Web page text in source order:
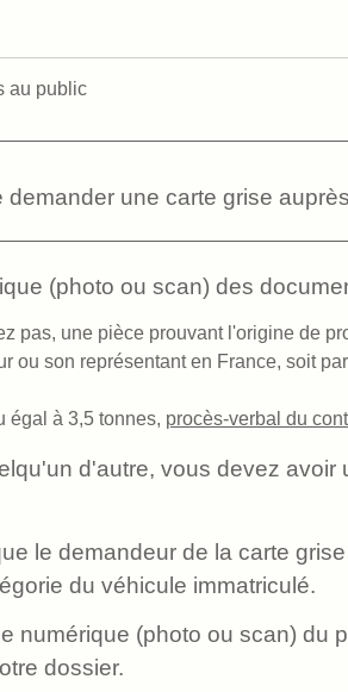
au public
une carte grise
(photo ou scan) des
pas, une pièce prouvant l'origine de
ou son représentant en France, soit
égal à 3,5 tonnes, procès-verbal du
d'autre, vous devez avoir
le demandeur de la carte
du véhicule immatriculé.
numérique (photo ou scan) du
dossier.